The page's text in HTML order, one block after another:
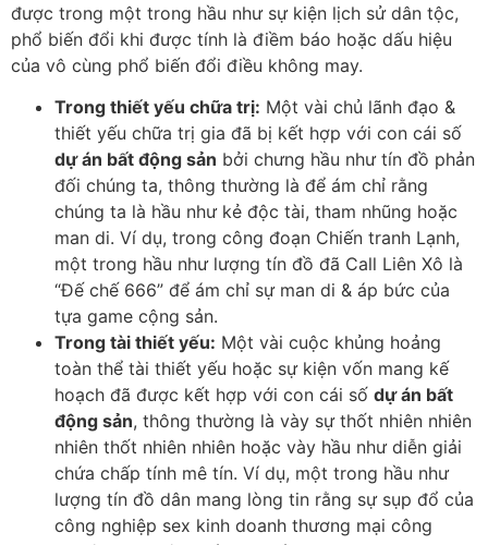
được trong một trong hầu như sự kiện lịch sử dân tộc,
phổ biến đổi khi được tính là điềm báo hoặc dấu hiệu
của vô cùng phổ biến đổi điều không may.
Trong thiết yếu chữa trị: Một vài chủ lãnh đạo &
thiết yếu chữa trị gia đã bị kết hợp với con cái số
dự án bất động sản bởi chưng hầu như tín đồ phản
đối chúng ta, thông thường là để ám chỉ rằng
chúng ta là hầu như kẻ độc tài, tham nhũng hoặc
man di. Ví dụ, trong công đoạn Chiến tranh Lạnh,
một trong hầu như lượng tín đồ đã Call Liên Xô là
“Đế chế 666” để ám chỉ sự man di & áp bức của
tựa game cộng sản.
Trong tài thiết yếu: Một vài cuộc khủng hoảng
toàn thể tài thiết yếu hoặc sự kiện vốn mang kế
hoạch đã được kết hợp với con cái số dự án bất
động sản, thông thường là vày sự thốt nhiên nhiên
nhiên thốt nhiên nhiên hoặc vày hầu như diễn giải
chứa chấp tính mê tín. Ví dụ, một trong hầu như
lượng tín đồ dân mang lòng tin rằng sự sụp đổ của
công nghiệp sex kinh doanh thương mại công